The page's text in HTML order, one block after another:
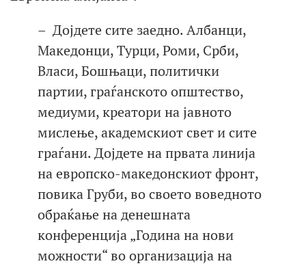
– Дојдете сите заедно. Албанци,
Македонци, Турци, Роми, Срби,
Власи, Бошњаци, политички
партии, граѓанското општество,
медиуми, креатори на јавното
мислење, академскиот свет и сите
граѓани. Дојдете на првата линија
на европско-македонскиот фронт,
повика Груби, во своето воведното
обраќање на денешната
конференција „Година на нови
можности“ во организација на